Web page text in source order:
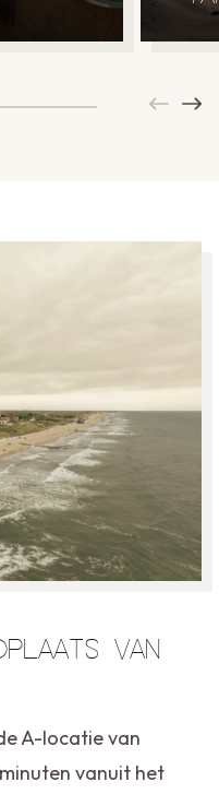
VAN
A-locatie van
vanuit het